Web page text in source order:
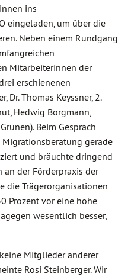
ins
eingeladen, um über die
Neben einem Rundgang
Mitarbeiterinnen der
erschienenen
Dr. Thomas Keyssner, 2.
Hedwig Borgmann,
Beim Gespräch
gerade
und bräuchte dringend
an der Förderpraxis der
die Trägerorganisationen
Prozent vor eine hohe
wesentlich besser,
Mitglieder anderer
Rosi Steinberger. Wir